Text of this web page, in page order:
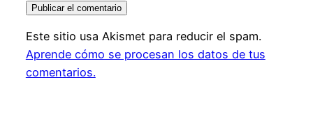
Este sitio usa Akismet para reducir el spam.
Aprende cómo se procesan los datos de tus
comentarios.